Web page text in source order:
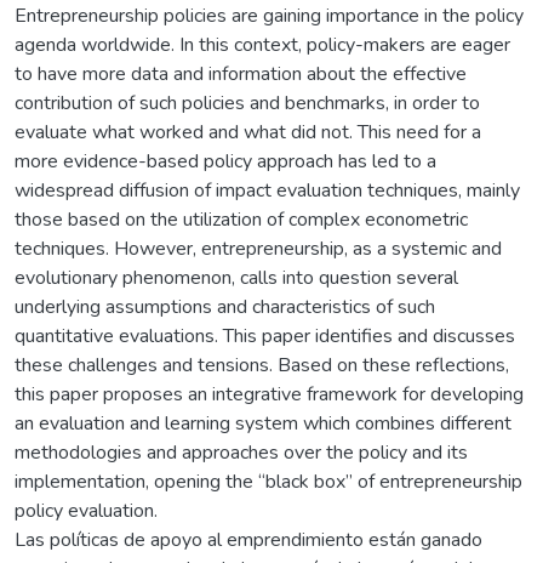
Entrepreneurship policies are gaining importance in the policy
agenda worldwide. In this context, policy-makers are eager
to have more data and information about the effective
contribution of such policies and benchmarks, in order to
evaluate what worked and what did not. This need for a
more evidence-based policy approach has led to a
widespread diffusion of impact evaluation techniques, mainly
those based on the utilization of complex econometric
techniques. However, entrepreneurship, as a systemic and
evolutionary phenomenon, calls into question several
underlying assumptions and characteristics of such
quantitative evaluations. This paper identifies and discusses
these challenges and tensions. Based on these reflections,
this paper proposes an integrative framework for developing
an evaluation and learning system which combines different
methodologies and approaches over the policy and its
implementation, opening the “black box” of entrepreneurship
policy evaluation.
Las políticas de apoyo al emprendimiento están ganado